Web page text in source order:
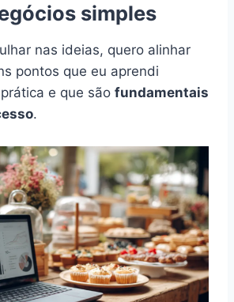
simples
nas ideias, quero alinhar
pontos que eu aprendi
e que são fundamentais
.